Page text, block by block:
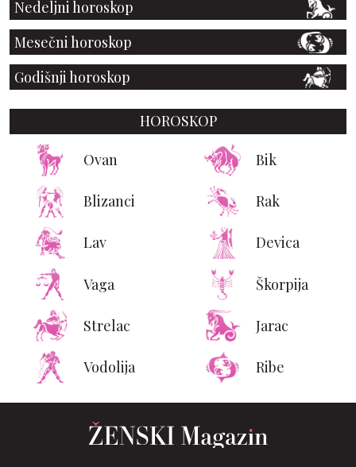
Nedeljni horoskop
Mesečni horoskop
Godišnji horoskop
HOROSKOP
Ovan Bik
Blizanci Rak
Lav Devica
Vaga Škorpija
Strelac Jarac
Vodolija Ribe